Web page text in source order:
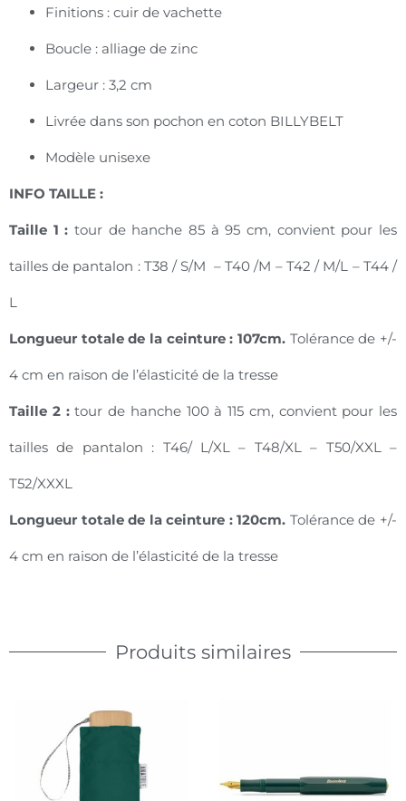
Finitions : cuir de vachette
Boucle : alliage de zinc
Largeur : 3,2 cm
Livrée dans son pochon en coton BILLYBELT
Modèle unisexe
INFO TAILLE :
Taille 1 : tour de hanche 85 à 95 cm, convient pour les
tailles de pantalon : T38 / S/M – T40 /M – T42 / M/L – T44 /
L
Longueur totale de la ceinture : 107cm. Tolérance de +/-
4 cm en raison de l’élasticité de la tresse
Taille 2 :tour de hanche 100 à 115 cm, convient pour les
tailles de pantalon : T46/ L/XL – T48/XL – T50/XXL –
T52/XXXL
Longueur totale de la ceinture : 120cm. Tolérance de +/-
4 cm en raison de l’élasticité de la tresse
Produits similaires